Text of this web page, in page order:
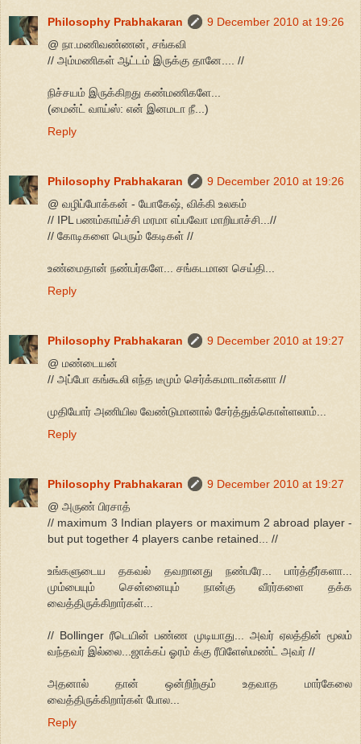
Philosophy Prabhakaran
9 December 2010 at 19:26
@ நா.மணிவண்ணன், சங்கவி
// அம்மணிகள் ஆட்டம் இருக்கு தானே.... //
நிச்சயம் இருக்கிறது கண்மணிகளே...
(மைன்ட் வாய்ஸ்: என் இனமடா நீ...)
Reply
Philosophy Prabhakaran
9 December 2010 at 19:26
@ வழிப்போக்கன் - யோகேஷ், விக்கி உலகம்
// IPL பணம்காய்ச்சி மரமா எப்பவோ மாறியாச்சி...//
// கோடிகளை பெரும் கேடிகள் //
உண்மைதான் நண்பர்களே... சங்கடமான செய்தி...
Reply
Philosophy Prabhakaran
9 December 2010 at 19:27
@ மண்டையன்
// அப்போ கங்கூலி எந்த டீமும் செர்க்கமாடான்களா //
முதியோர் அணியில வேண்டுமானால் சேர்த்துக்கொள்ளலாம்...
Reply
Philosophy Prabhakaran
9 December 2010 at 19:27
@ அருண் பிரசாத்
// maximum 3 Indian players or maximum 2 abroad player -
but put together 4 players canbe retained... //
உங்களுடைய தகவல் தவறானது நண்பரே... பார்த்தீர்களா...
மும்பையும் சென்னையும் நான்கு வீரர்களை தக்க
வைத்திருக்கிறார்கள்...
// Bollinger ரீடெயின் பண்ண முடியாது... அவர் ஏலத்தின் மூலம்
வந்தவர் இல்லை...ஜாக்கப் ஓரம் க்கு ரீபிளேஸ்மண்ட் அவர் //
அதனால் தான் ஒன்றிற்கும் உதவாத மார்கேலை
வைத்திருக்கிறார்கள் போல...
Reply